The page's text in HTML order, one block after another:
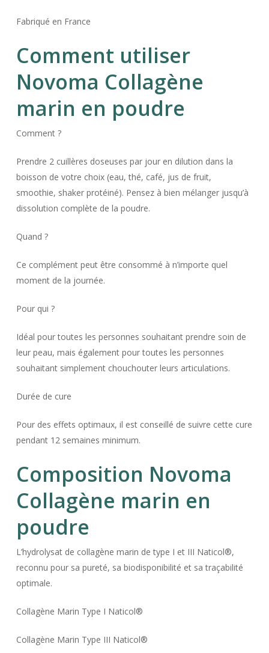
Fabriqué en France
Comment utiliser
Novoma Collagène
marin en poudre
Comment ?
Prendre 2 cuillères doseuses par jour en dilution dans la
boisson de votre choix (eau, thé, café, jus de fruit,
smoothie, shaker protéiné). Pensez à bien mélanger jusqu’à
dissolution complète de la poudre.
Quand ?
Ce complément peut être consommé à n’importe quel
moment de la journée.
Pour qui ?
Idéal pour toutes les personnes souhaitant prendre soin de
leur peau, mais également pour toutes les personnes
souhaitant simplement chouchouter leurs articulations.
Durée de cure
Pour des effets optimaux, il est conseillé de suivre cette cure
pendant 12 semaines minimum.
Composition Novoma
Collagène marin en
poudre
L’hydrolysat de collagène marin de type I et III Naticol®,
reconnu pour sa pureté, sa biodisponibilité et sa traçabilité
optimale.
Collagène Marin Type I Naticol®
Collagène Marin Type III Naticol®